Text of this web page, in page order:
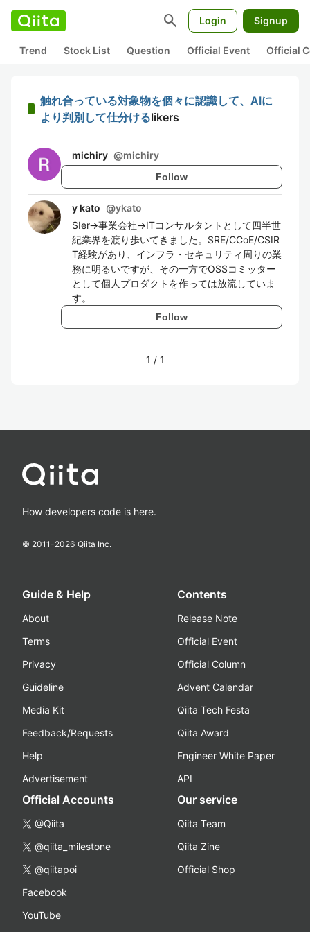
search Login Signup
Trend Stock List Question Official Event Official
触れ合っている対象物を個々に認識して、AIに
より判別して仕分けるlikers
michiry @michiry
Follow
y kato @ykato
SIer→事業会社→ITコンサルタントとして四半世
紀業界を渡り歩いてきました。SRE/CCoE/CSIR
T経験があり、インフラ・セキュリティ周りの業
務に明るいですが、その一方でOSSコミッター
として個人プロダクトを作っては放流していま
す。
Follow
1 / 1
How developers code is here.
© 2011-2026 Qiita Inc.
Guide & Help
About
Terms
Privacy
Guideline
Media Kit
Feedback/Requests
Help
Advertisement
Contents
Release Note
Official Event
Official Column
Advent Calendar
Qiita Tech Festa
Qiita Award
Engineer White Paper
API
Official Accounts
@Qiita
@qiita_milestone
@qiitapoi
Facebook
YouTube
Our service
Qiita Team
Qiita Zine
Official Shop